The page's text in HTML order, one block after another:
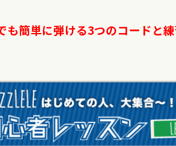
も簡単に弾ける3つのコードと